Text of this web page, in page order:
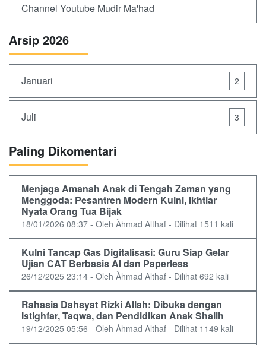
Channel Youtube Mudir Ma'had
Arsip 2026
Januari 2
Juli 3
Paling Dikomentari
Menjaga Amanah Anak di Tengah Zaman yang
Menggoda: Pesantren Modern Kulni, Ikhtiar
Nyata Orang Tua Bijak
18/01/2026 08:37 - Oleh Àhmad Althaf - Dilihat 1511 kali
Kulni Tancap Gas Digitalisasi: Guru Siap Gelar
Ujian CAT Berbasis AI dan Paperless
26/12/2025 23:14 - Oleh Àhmad Althaf - Dilihat 692 kali
Rahasia Dahsyat Rizki Allah: Dibuka dengan
Istighfar, Taqwa, dan Pendidikan Anak Shalih
19/12/2025 05:56 - Oleh Àhmad Althaf - Dilihat 1149 kali